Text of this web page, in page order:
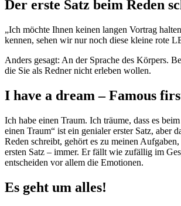
Der erste Satz beim Reden
„Ich möchte Ihnen keinen langen Vortrag
kennen, sehen wir nur noch diese kleine rote
Anders gesagt: An der Sprache des Körpers.
die Sie als Redner nicht erleben wollen.
I have a dream – Famous
Ich habe einen Traum. Ich träume, dass es
einen Traum“ ist ein genialer erster Satz, aber
Reden schreibt, gehört es zu meinen
ersten Satz – immer. Er fällt wie zufällig im
entscheiden vor allem die Emotionen.
Es geht um alles!